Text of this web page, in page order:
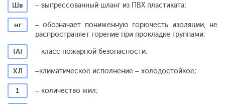
Шв – выпрессованный шланг из ПВХ пластиката;
нг
– обозначает пониженную горючесть изоляции, не
распространяет горение при прокладке группами;
(А)
– класс пожарной безопасности;
ХЛ –климатическое исполнение – холодостойкое;
1 – количество жил;